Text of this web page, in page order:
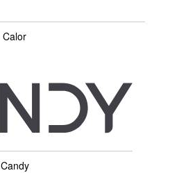
Calor
Candy